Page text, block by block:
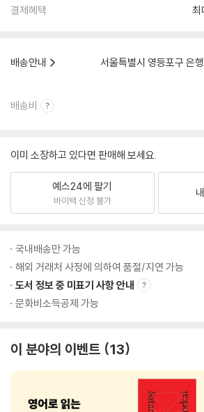
결제혜택 최
배송안내
서울특별시 영등포구 은
배송비
이미 소장하고 있다면 판매해 보세요.
예스24에 팔기
바이백 신청 불가
국내배송만 가능
해외 거래처 사정에 의하여 품절/지연 가능
도서 정보 중 미표기 사항 안내
문화비소득공제 가능
이 분야의 이벤트 13